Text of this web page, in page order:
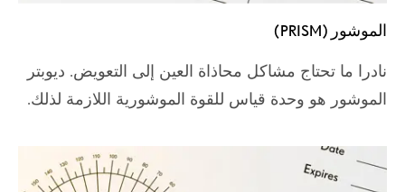
الموشور (PRISM)
نادرا ما تحتاج مشاكل محاذاة العين إلى التعويض. ديوبتر
الموشور هو وحدة قياس للقوة الموشورية اللازمة لذلك.